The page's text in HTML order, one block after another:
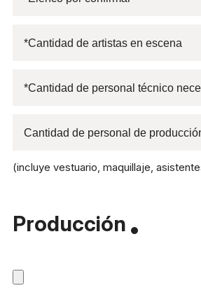
(incluye vestuario, maquillaje,
Producción